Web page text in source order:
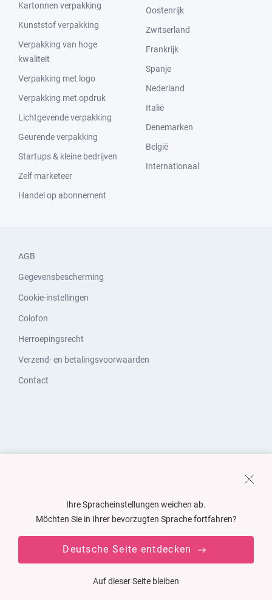
Kartonnen verpakking
Kunststof verpakking
Verpakking van hoge
kwaliteit
Verpakking met logo
Verpakking met opdruk
Lichtgevende verpakking
Geurende verpakking
Startups & kleine bedrijven
Zelf marketeer
Handel op abonnement
Oostenrijk
Zwitserland
Frankrijk
Spanje
Nederland
Italië
Denemarken
België
Internationaal
AGB
Gegevensbescherming
Cookie-instellingen
Colofon
Herroepingsrecht
Verzend- en betalingsvoorwaarden
Contact
Ihre Spracheinstellungen weichen ab.
Möchten Sie in Ihrer bevorzugten Sprache fortfahren?
Deutsche Seite entdecken
Auf dieser Seite bleiben